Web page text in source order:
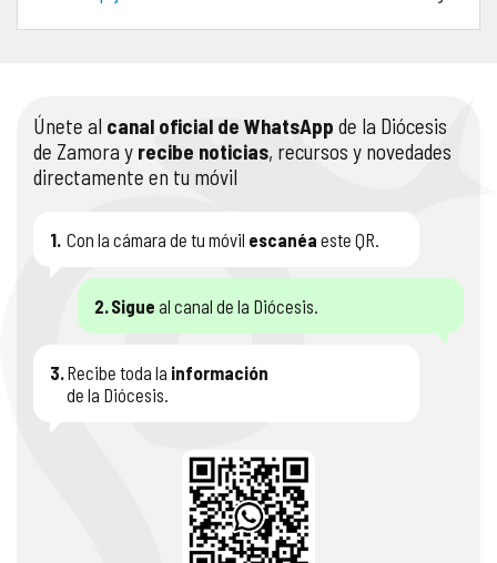
Únete al canal oficial de WhatsApp de la Diócesis
de Zamora y recibe noticias, recursos y novedades
directamente en tu móvil
1. Con la cámara de tu móvil escanéa este QR.
2.Sigue al canal de la Diócesis.
3.Recibe toda la información
de la Diócesis.
PORTAL DE TRANSPARENCIA
APOSTOLADO SEGLAR
AUDIOS